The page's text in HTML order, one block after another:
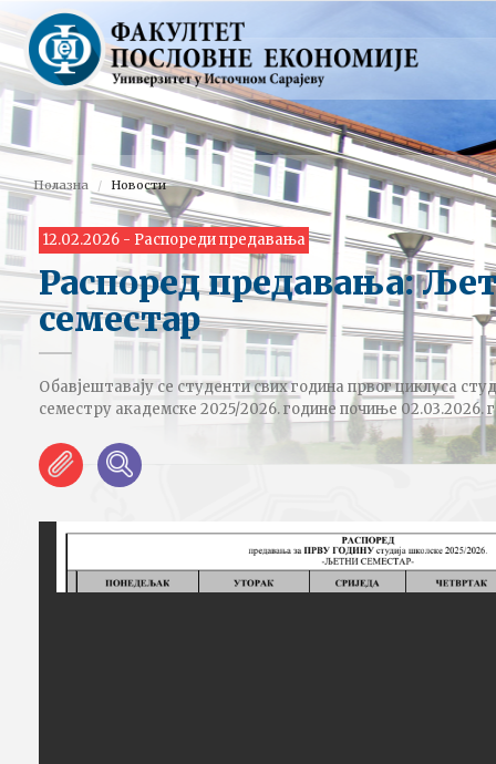
Полазна Новости
12.02.2026 - Распореди предавања
Распоред предавања:
семестар
Обавјештавају се студенти свих година првог циклуса
семестру академске 2025/2026. године почиње 02.03.2026.